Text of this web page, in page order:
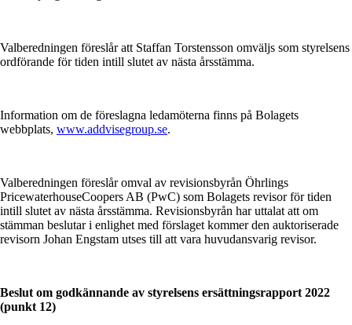
Valberedningen föreslår att Staffan Torstensson omväljs som styrelsens
ordförande för tiden intill slutet av nästa årsstämma.
Information om de föreslagna ledamöterna finns på Bolagets
webbplats, www.addvisegroup.se.
Valberedningen föreslår omval av revisionsbyrån Öhrlings
PricewaterhouseCoopers AB (PwC) som Bolagets revisor för tiden
intill slutet av nästa årsstämma. Revisionsbyrån har uttalat att om
stämman beslutar i enlighet med förslaget kommer den auktoriserade
revisorn Johan Engstam utses till att vara huvudansvarig revisor.
Beslut om godkännande av styrelsens ersättningsrapport 2022
(punkt 12)